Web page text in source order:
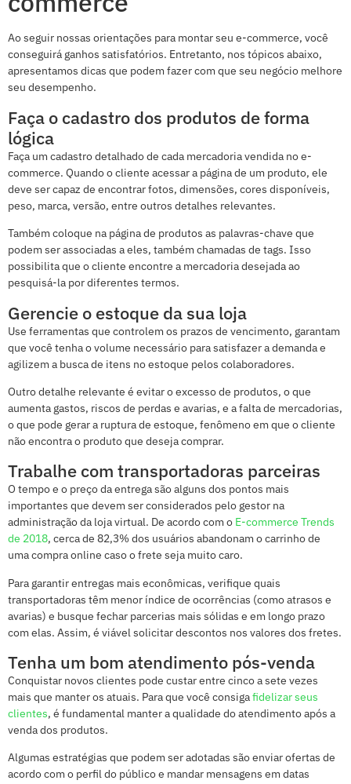
Ao seguir nossas orientações para montar seu e-commerce, você
conseguirá ganhos satisfatórios. Entretanto, nos tópicos abaixo,
apresentamos dicas que podem fazer com que seu negócio melhore
seu desempenho.
Faça o cadastro dos produtos de forma
lógica
Faça um cadastro detalhado de cada mercadoria vendida no e-
commerce. Quando o cliente acessar a página de um produto, ele
deve ser capaz de encontrar fotos, dimensões, cores disponíveis,
peso, marca, versão, entre outros detalhes relevantes.
Também coloque na página de produtos as palavras-chave que
podem ser associadas a eles, também chamadas de tags. Isso
possibilita que o cliente encontre a mercadoria desejada ao
pesquisá-la por diferentes termos.
Gerencie o estoque da sua loja
Use ferramentas que controlem os prazos de vencimento, garantam
que você tenha o volume necessário para satisfazer a demanda e
agilizem a busca de itens no estoque pelos colaboradores.
Outro detalhe relevante é evitar o excesso de produtos, o que
aumenta gastos, riscos de perdas e avarias, e a falta de mercadorias,
o que pode gerar a ruptura de estoque, fenômeno em que o cliente
não encontra o produto que deseja comprar.
Trabalhe com transportadoras parceiras
O tempo e o preço da entrega são alguns dos pontos mais
importantes que devem ser considerados pelo gestor na
administração da loja virtual. De acordo com o E-commerce Trends
de 2018, cerca de 82,3% dos usuários abandonam o carrinho de
uma compra online caso o frete seja muito caro.
Para garantir entregas mais econômicas, verifique quais
transportadoras têm menor índice de ocorrências (como atrasos e
avarias) e busque fechar parcerias mais sólidas e em longo prazo
com elas. Assim, é viável solicitar descontos nos valores dos fretes.
Tenha um bom atendimento pós-venda
Conquistar novos clientes pode custar entre cinco a sete vezes
mais que manter os atuais. Para que você consigafidelizar seus
clientes, é fundamental manter a qualidade do atendimento após a
venda dos produtos.
Algumas estratégias que podem ser adotadas são enviar ofertas de
acordo com o perfil do público e mandar mensagens em datas